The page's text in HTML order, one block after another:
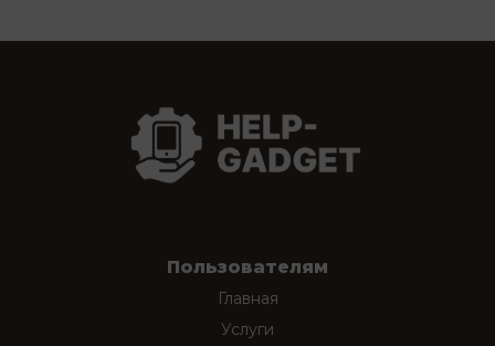
Пользователям
Главная
Услуги